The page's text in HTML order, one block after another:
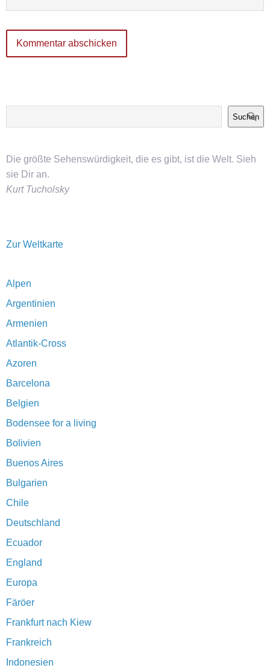
Suchen
Die größte Sehenswürdigkeit, die es gibt, ist die Welt. Sieh
sie Dir an.
Kurt Tucholsky
Zur Weltkarte
Alpen
Argentinien
Armenien
Atlantik-Cross
Azoren
Barcelona
Belgien
Bodensee for a living
Bolivien
Buenos Aires
Bulgarien
Chile
Deutschland
Ecuador
England
Europa
Färöer
Frankfurt nach Kiew
Frankreich
Indonesien